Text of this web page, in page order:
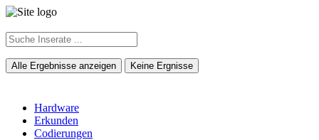
Alle Ergebnisse anzeigen Keine Ergnisse
Hardware
Erkunden
Codierungen